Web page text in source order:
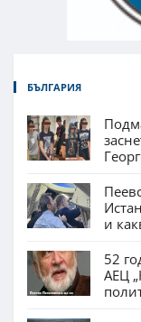
БЪЛГАРИЯ
и
52
АЕЦ